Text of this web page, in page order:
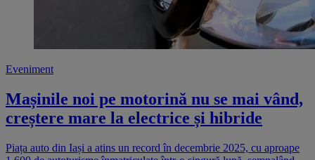
Eveniment
Mașinile noi pe motorină nu se mai vând,
creștere mare la electrice și hibride
Piața auto din Iași a atins un record în decembrie 2025, cu aproape